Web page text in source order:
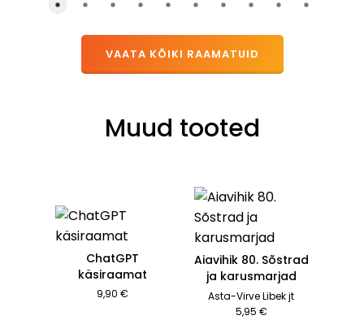
VAATA KÕIKI RAAMATUID
Muud tooted
ChatGPT
käsiraamat
9,90 €
Aiavihik 80. Sõstrad
ja karusmarjad
Asta-Virve Libek jt
5,95 €